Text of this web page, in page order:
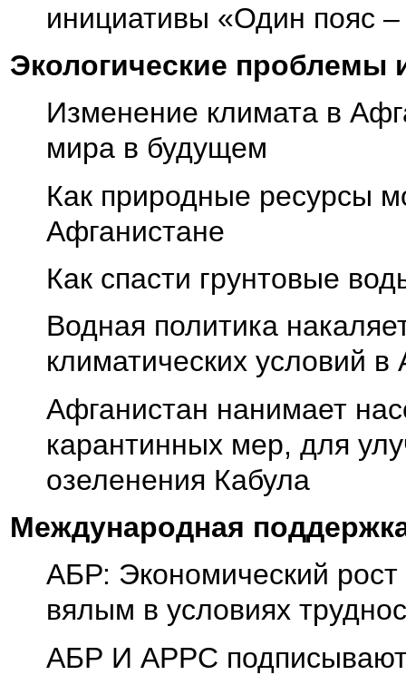
инициативы «Один пояс –
Экологические проблемы
Изменение климата в
мира в будущем
Как природные ресурсы
Афганистане
Как спасти грунтовые
Водная политика
климатических условий в
Афганистан нанимает
карантинных мер, для
озеленения Кабула
Международная
АБР: Экономический рост
вялым в условиях
АБР И APPC